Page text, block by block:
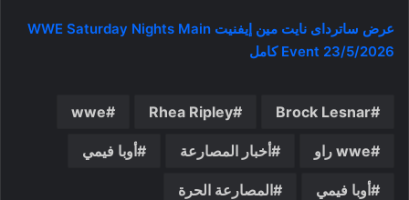
عرض ساترداى نايت مين إيفنيت WWE Saturday Nights Main
Event 23/5/2026 كامل
Brock Lesnar
Rhea Ripley
wwe
wwe راو أخبار المصارعة أوبا فيمي
أوبا فيمي المصارعة الحرة